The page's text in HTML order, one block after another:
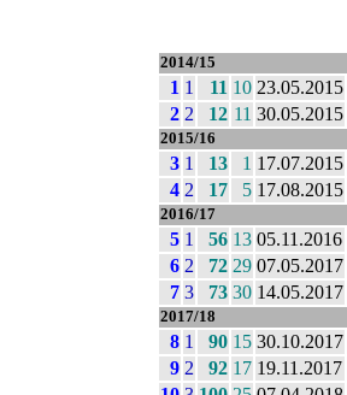
2014/15
1 1 11 10 23.05.2015
2 2 12 11 30.05.2015
2015/16
3 1 13 1 17.07.2015
4 2 17 5 17.08.2015
2016/17
5 1 56 13 05.11.2016
6 2 72 29 07.05.2017
7 3 73 30 14.05.2017
2017/18
8 1 90 15 30.10.2017
9 2 92 17 19.11.2017